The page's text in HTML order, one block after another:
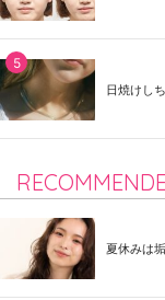
日焼けし
夏休みは